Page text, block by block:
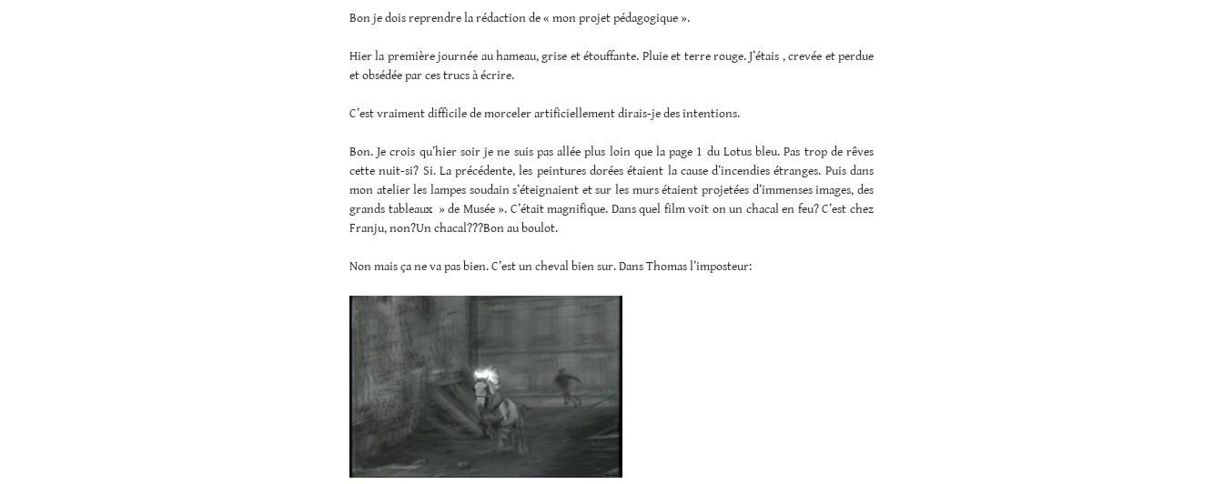
Bon je dois reprendre la rédaction de « mon projet pédagogique ».
Hier la première journée au hameau, grise et étouffante. Pluie et terre rouge. J’étais , crevée et perdue
et obsédée par ces trucs à écrire.
C’est vraiment difficile de morceler artificiellement dirais-je des intentions.
Bon. Je crois qu’hier soir je ne suis pas allée plus loin que la page 1 du Lotus bleu. Pas trop de rêves
cette nuit-si? Si. La précédente, les peintures dorées étaient la cause d’incendies étranges. Puis dans
mon atelier les lampes soudain s’éteignaient et sur les murs étaient projetées d’immenses images, des
grands tableaux » de Musée ». C’était magnifique. Dans quel film voit on un chacal en feu? C’est chez
Franju, non?Un chacal???Bon au boulot.
Non mais ça ne va pas bien. C’est un cheval bien sur. Dans Thomas l’imposteur: